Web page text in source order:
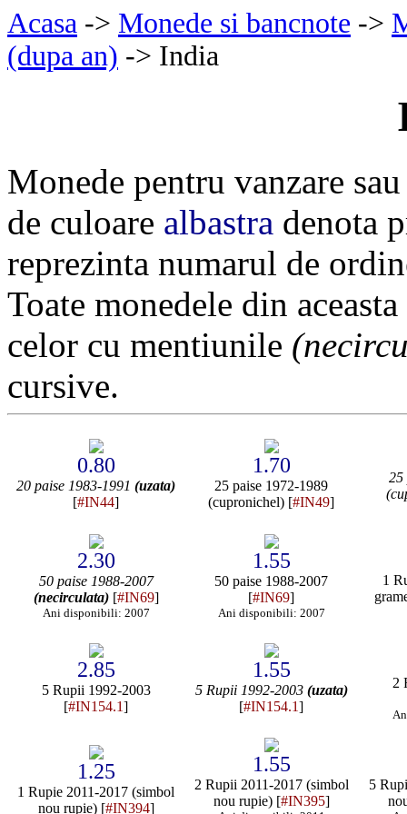
Acasa -> Monede si bancnote ->
(dupa an) -> India
Monede pentru vanzare
de culoare albastra denota
reprezinta numarul de
Toate monedele din
celor cu mentiunile
cursive.
0.80
20 paise 1983-1991 (uzata)
[#IN44]
1.70
25 paise 1972-1989
(cupronichel) [#IN49]
25
2.30
50 paise 1988-2007
(necirculata)[#IN69]
Ani disponibili: 2007
1.55
50 paise 1988-2007
[#IN69]
Ani disponibili: 2007
1
2.85
5 Rupii 1992-2003
[#IN154.1]
1.55
5 Rupii 1992-2003 (uzata)
[#IN154.1]
2
1.25
1 Rupie 2011-2017 (simbol
nou rupie) [#IN394]
1.55
2 Rupii 2011-2017 (simbol
nou rupie) [#IN395]
5